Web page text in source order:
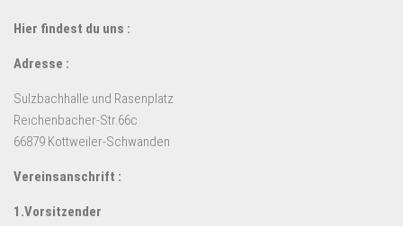
Hier findest du uns :
Adresse :
Sulzbachhalle und Rasenplatz
Reichenbacher-Str.66c
66879 Kottweiler-Schwanden
Vereinsanschrift :
1.Vorsitzender